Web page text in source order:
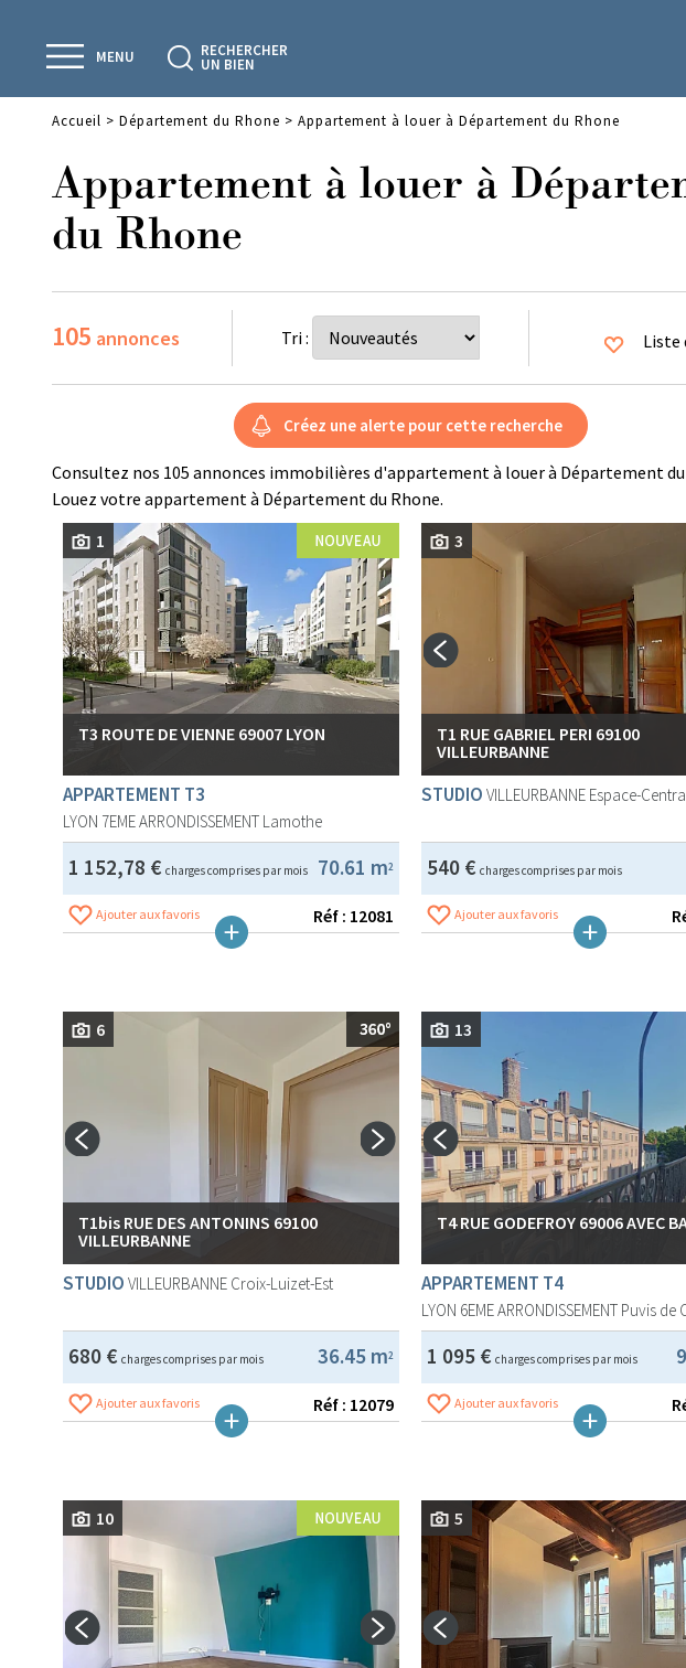
RECHERCHER
UN BIEN
MENU
Accueil > Département du Rhone > Appartement à louer à Département du Rhone
Appartement à louer à
du Rhone
105 annonces Tri : Liste
Consultez nos 105 annonces immobilières d'appartement à louer à Département
Louez votre appartement à Département du Rhone.
1
T3 ROUTE DE VIENNE 69007 LYON
APPARTEMENT T3
LYON 7EME ARRONDISSEMENT Lamothe
70.61 m2
1 152,78 € charges comprises par mois
Ajouter aux favoris Réf : 12081
3
T1 RUE GABRIEL PERI 69100
VILLEURBANNE
STUDIO VILLEURBANNE Espace-
540 € charges comprises par mois
Ajouter aux favoris
6
T1bis RUE DES ANTONINS 69100
VILLEURBANNE
STUDIO VILLEURBANNE Croix-Luizet-Est
36.45 m2
680 € charges comprises par mois
Ajouter aux favoris Réf : 12079
13
T4 RUE GODEFROY 69006 AVEC
APPARTEMENT T4
LYON 6EME ARRONDISSEMENT Puvis de
1 095 € charges comprises par mois
Ajouter aux favoris
10 5